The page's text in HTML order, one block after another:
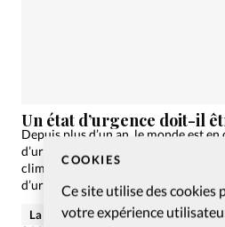
COOKIES
Ce site utilise des cookies
votre expérience
Un état d’urgence doit-il
Depuis plus d’un an, le monde est
d’urgence peut-il durer
climat, l’économie ou encore l’état
d’urgence en révèle un…
La rédaction de Christianisme